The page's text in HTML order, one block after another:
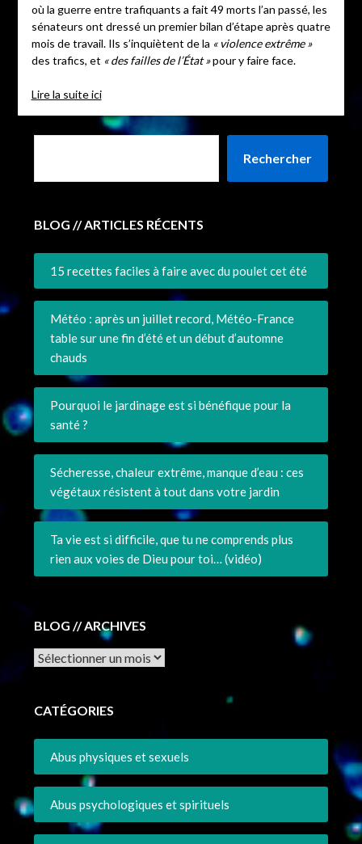
où la guerre entre trafiquants a fait 49 morts l’an passé, les
sénateurs ont dressé un premier bilan d’étape après quatre
mois de travail. Ils s’inquiètent de la « violence extrême »
des trafics, et « des failles de l’État »pour y faire face.
Lire la suite ici
Rechercher
BLOG // ARTICLES RÉCENTS
15 recettes faciles à faire avec du poulet cet été
Météo : après un juillet record, Météo-France
table sur une fin d’été et un début d’automne
chauds
Pourquoi le jardinage est si bénéfique pour la
santé ?
Sécheresse, chaleur extrême, manque d’eau : ces
végétaux résistent à tout dans votre jardin
Ta vie est si difficile, que tu ne comprends plus
rien aux voies de Dieu pour toi… (vidéo)
BLOG // ARCHIVES
Archives
CATÉGORIES
Abus physiques et sexuels
Abus psychologiques et spirituels